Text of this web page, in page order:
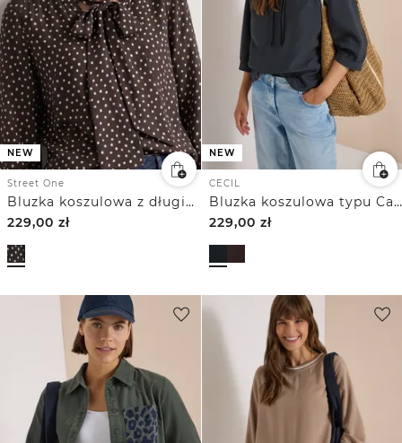
NEW
Street One
Bluzka koszulowa z długim rękawem i kokardką
229,00 zł
NEW
CECIL
Bluzka koszulowa typu Carmen z rękawem do łokcia i wiązaniam
229,00 zł